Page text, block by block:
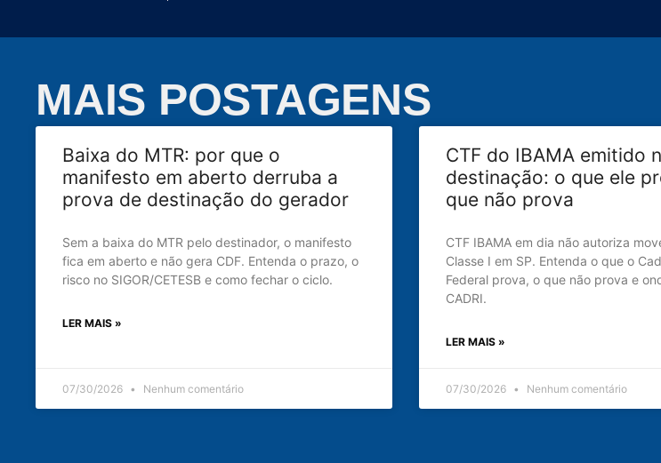
MAIS POSTAGENS
Baixa do MTR: por que o
manifesto em aberto derruba a
prova de destinação do gerador
Sem a baixa do MTR pelo destinador, o manifesto
fica em aberto e não gera CDF. Entenda o prazo, o
risco no SIGOR/CETESB e como fechar o ciclo.
LER MAIS »
07/30/2026 Nenhum comentário
CTF do IBAMA emitido
destinação: o que ele
que não prova
CTF IBAMA em dia não autoriza
Classe I em SP. Entenda o que o
Federal prova, o que não prova e
CADRI.
LER MAIS »
07/30/2026 Nenhum comentário